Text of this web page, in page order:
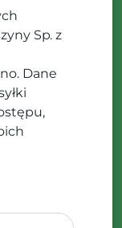
Sp. z
Dane